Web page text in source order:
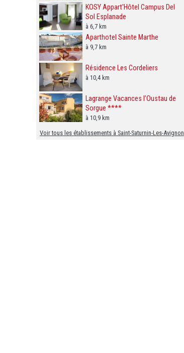
KOSY Appart'Hôtel Campus Del
Sol Esplanade
à 6,7 km
Aparthotel Sainte Marthe
à 9,7 km
Résidence Les Cordeliers
à 10,4 km
Lagrange Vacances l’Oustau de
Sorgue ****
à 10,9 km
Voir tous les établissements à Saint-Saturnin-Les-Avignon